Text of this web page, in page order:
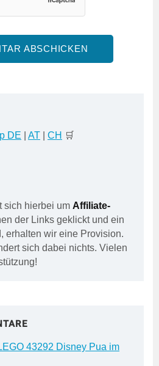
DE AT CH 🛒
sich hierbei um Affiliate-
der Links geklickt und ein
erhalten wir eine Provision.
sich dabei nichts. Vielen
43292 Disney Pua im